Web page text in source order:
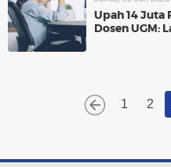
Upah 14 Juta
Dosen UGM:
1 2